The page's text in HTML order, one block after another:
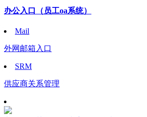
办公入口 （员工oa系统）
Mail
外网邮箱入口
SRM
供应商关系管理